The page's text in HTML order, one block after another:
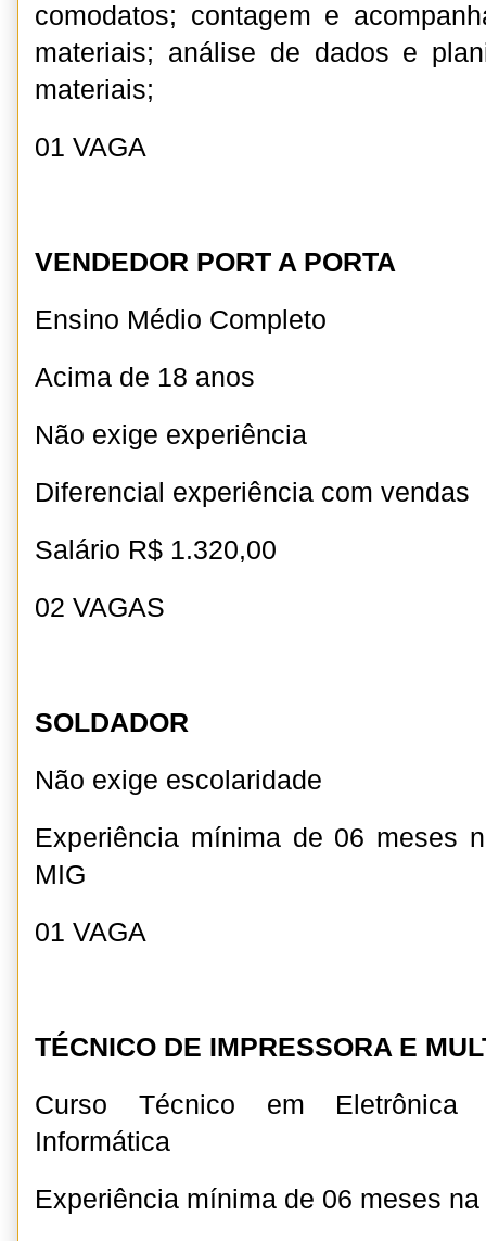
comodatos; contagem e
materiais; análise de dados e
materiais;
01 VAGA
VENDEDOR PORT A PORTA
Ensino Médio Completo
Acima de 18 anos
Não exige experiência
Diferencial experiência com vendas
Salário R$ 1.320,00
02 VAGAS
SOLDADOR
Não exige escolaridade
Experiência mínima de 06 meses
MIG
01 VAGA
TÉCNICO DE IMPRESSORA E
Curso Técnico em Eletrônica
Informática
Experiência mínima de 06 meses na